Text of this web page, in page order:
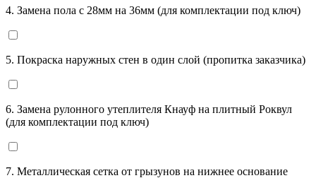
4. Замена пола с 28мм на 36мм (для комплектации под ключ)
5. Покраска наружных стен в один слой (пропитка заказчика)
6. Замена рулонного утеплителя Кнауф на плитный Роквул
(для комплектации под ключ)
7. Металлическая сетка от грызунов на нижнее основание